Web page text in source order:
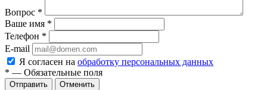
Вопрос *
Ваше имя *
Телефон *
E-mail
Я согласен на обработку персональных данных
* — Обязательные поля
Отменить